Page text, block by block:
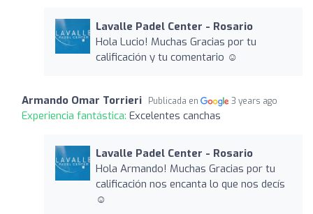
Lavalle Padel Center - Rosario
Hola Lucio! Muchas Gracias por tu
calificación y tu comentario ☺️
Armando Omar Torrieri Publicada en 3 years ago
Experiencia fantástica: Excelentes canchas
Lavalle Padel Center - Rosario
Hola Armando! Muchas Gracias por tu
calificación nos encanta lo que nos decís
☺️